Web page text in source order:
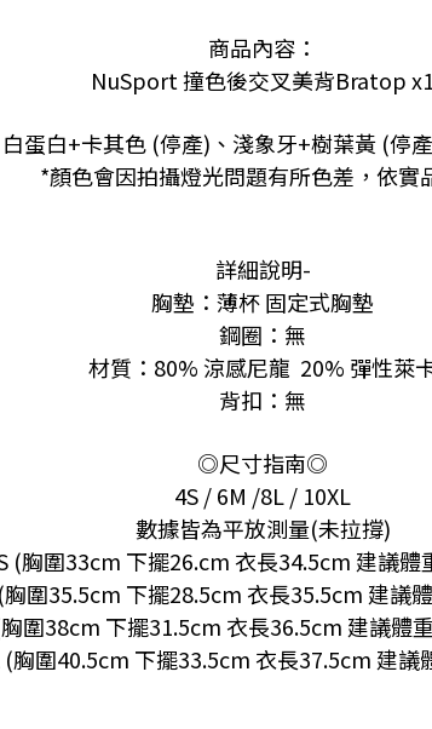
商品內容：
NuSport 撞色後交叉美背Bratop x1
蛋白+卡其色 (停產) 、 淺象牙+樹葉黃 (停
*顏色會因拍攝燈光問題有所色差，依實
詳細說明-
胸墊 ：薄杯 固定式胸墊
鋼圈：無
材質：80% 涼感尼龍 20% 彈性萊
背扣：無
◎尺寸指南◎
4S / 6M /8L / 10XL
數據皆為平放測量(未拉撐)
(胸圍33cm 下擺26.cm 衣長34.5cm 建議體
(胸圍35.5cm 下擺28.5cm 衣長35.5cm 建議
圍38cm 下擺31.5cm 衣長36.5cm 建議體
(胸圍40.5cm 下擺33.5cm 衣長37.5cm 建議